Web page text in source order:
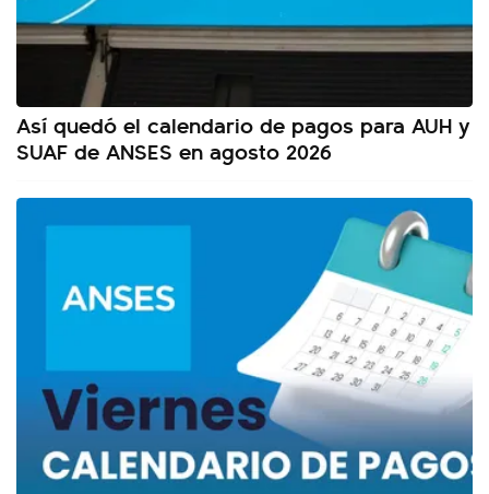
Así quedó el calendario de pagos para AUH y
SUAF de ANSES en agosto 2026